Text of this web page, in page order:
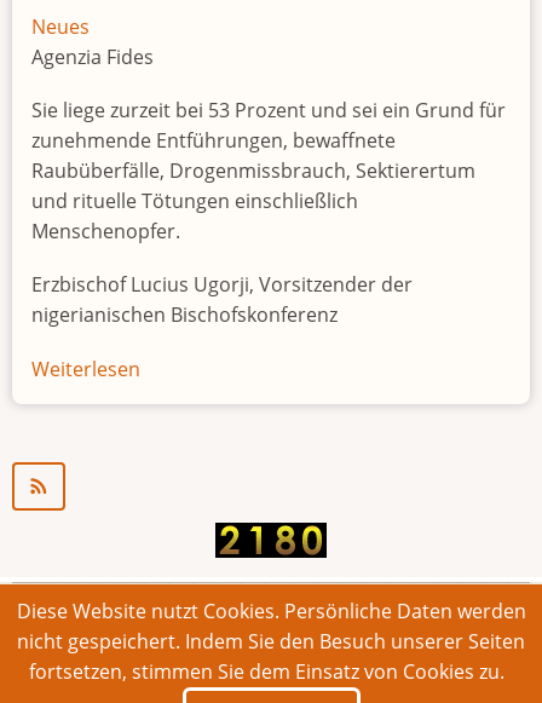
Neues
Agenzia Fides
Sie liege zurzeit bei 53 Prozent und sei ein Grund für
zunehmende Entführungen, bewaffnete
Raubüberfälle, Drogenmissbrauch, Sektierertum
und rituelle Tötungen einschließlich
Menschenopfer.
Erzbischof Lucius Ugorji, Vorsitzender der
nigerianischen Bischofskonferenz
Weiterlesen
Jugendarbeitslosigkeit
© 2026 Bonner Aufruf. Alle Rechte vorbehalten.
Footer
Impressum Kontakt Intern
Diese Website nutzt Cookies. Persönliche Daten werden
nicht gespeichert. Indem Sie den Besuch unserer Seiten
fortsetzen, stimmen Sie dem Einsatz von Cookies zu.